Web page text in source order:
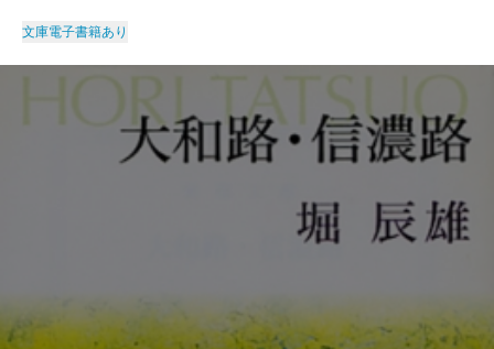
文庫電子書籍あり